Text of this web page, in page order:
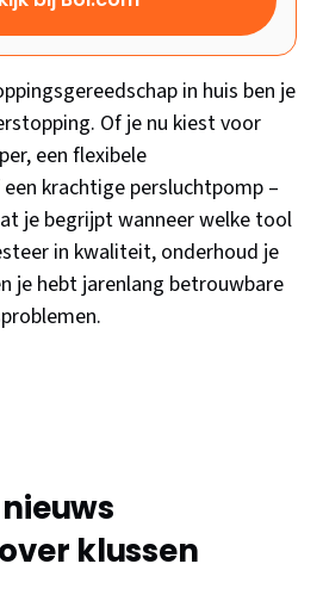
in huis ben je
Of je nu kiest voor
een flexibele
krachtige persluchtpomp –
je begrijpt wanneer welke tool
in kwaliteit, onderhoud je
je hebt jarenlang betrouwbare
klussen